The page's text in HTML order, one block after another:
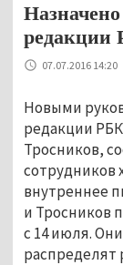
редакции
07.07.2016 14:20
Новыми
редакции
Тросников,
сотрудников
внутреннее
и Тросников
с 14 июля.
распределят